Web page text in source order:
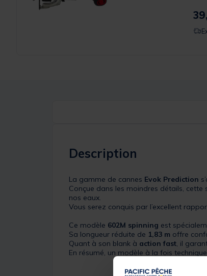
39,
Description
La gamme de cannes Evok Prediction
Conçue dans les moindres détails,
nos eaux.
Vous serez conquis par l’excellent
Ce modèle 602M spinning est
Sa longueur réduite de 1,83 m offre
Quant à son blank à action fast, il
En résumé, un modèle à la fois